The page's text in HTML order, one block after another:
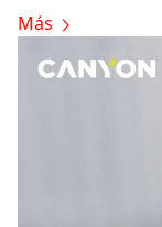
Más